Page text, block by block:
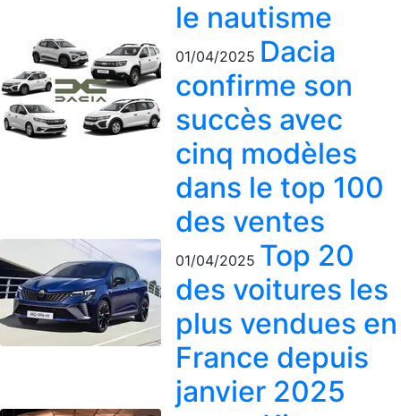
le nautisme
01/04/2025 Dacia
confirme son
succès avec
cinq modèles
dans le top 100
des ventes
01/04/2025 Top 20
des voitures les
plus vendues en
France depuis
janvier 2025